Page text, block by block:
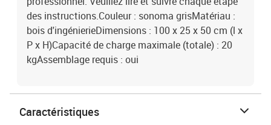
des instructions.Couleur : sonoma grisMatériau :
bois d'ingénierieDimensions : 100 x 25 x 50 cm (l x
P x H)Capacité de charge maximale (totale) : 20
kgAssemblage requis : oui
Caractéristiques